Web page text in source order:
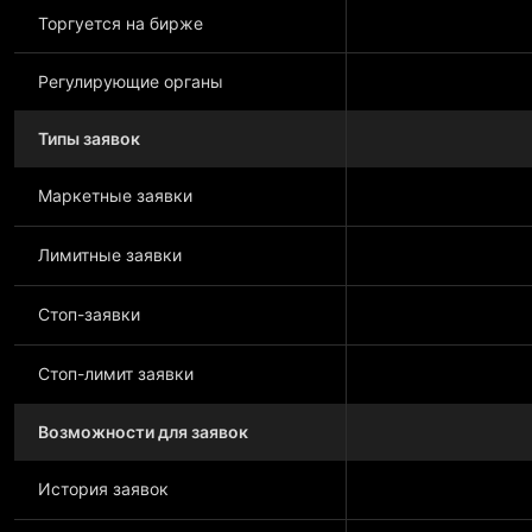
Торгуется на бирже
Регулирующие органы
Типы заявок
Маркетные заявки
Лимитные заявки
Стоп-заявки
Стоп-лимит заявки
Возможности для заявок
История заявок